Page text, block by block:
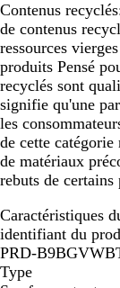
Contenus
de contenus
ressources
produits Pensé
recyclés sont
signifie qu'une
les
de cette
de matériaux
rebuts de certains
Caractéristiques
identifiant du
PRD-
Type